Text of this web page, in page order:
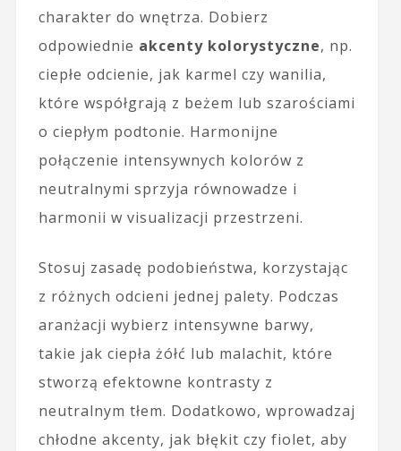
charakter do wnętrza. Dobierz
odpowiednie akcenty kolorystyczne, np.
ciepłe odcienie, jak karmel czy wanilia,
które współgrają z beżem lub szarościami
o ciepłym podtonie. Harmonijne
połączenie intensywnych kolorów z
neutralnymi sprzyja równowadze i
harmonii w visualizacji przestrzeni.
Stosuj zasadę podobieństwa, korzystając
z różnych odcieni jednej palety. Podczas
aranżacji wybierz intensywne barwy,
takie jak ciepła żółć lub malachit, które
stworzą efektowne kontrasty z
neutralnym tłem. Dodatkowo, wprowadzaj
chłodne akcenty, jak błękit czy fiolet, aby